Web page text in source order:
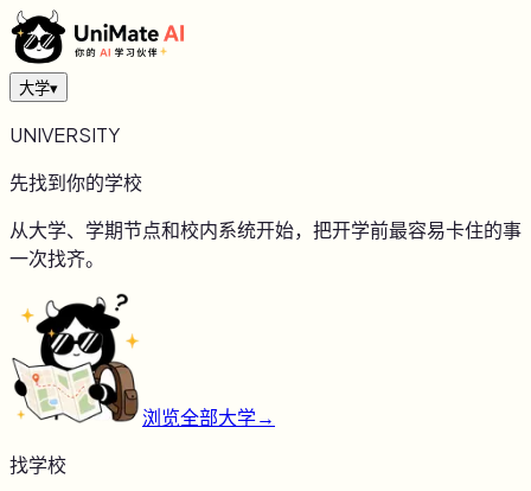
大学▾
UNIVERSITY
先找到你的学校
从大学、学期节点和校内系统开始，把开学前最容易卡住的事
一次找齐。
浏览全部大学→
找学校